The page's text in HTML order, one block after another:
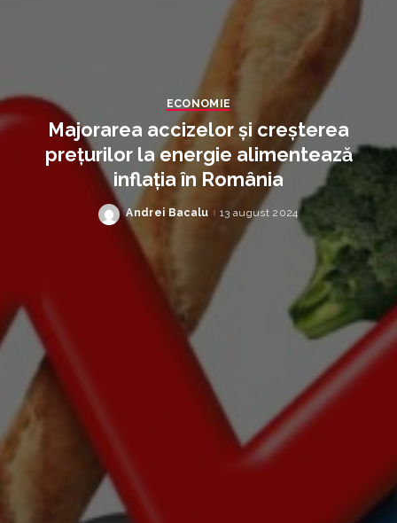
ECONOMIE
Majorarea accizelor și creșterea
prețurilor la energie alimentează
inflația în România
Posted
by
Andrei Bacalu 13 august 2024